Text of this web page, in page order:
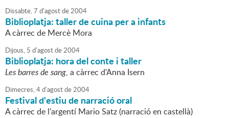
Dissabte,7 d'agostde2004
Biblioplatja: taller de cuina per a infants
A càrrec de Mercè Mora
Dijous, 5 d'agostde2004
Biblioplatja: hora del conte i taller
Les barres de sang, a càrrec d'Anna Isern
Dimecres,4d'agostde2004
Festival d'estiu de narració oral
A càrrec de l'argentí Mario Satz (narració en castellà)